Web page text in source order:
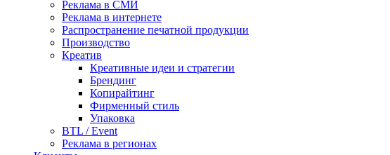
Реклама в СМИ
Реклама в интернете
Распространение печатной продукции
Производство
Креатив
Креативные идеи и стратегии
Брендинг
Копирайтинг
Фирменный стиль
Упаковка
BTL / Event
Реклама в регионах